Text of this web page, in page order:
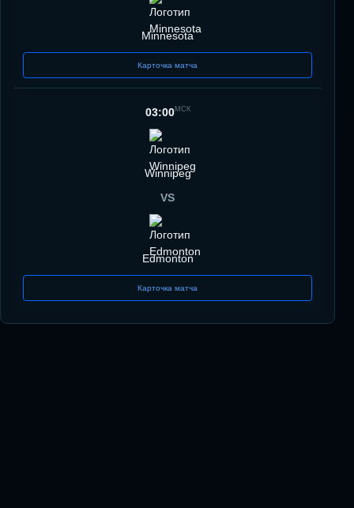
Minnesota
Карточка матча
03:00МСК
Winnipeg
VS
Edmonton
Карточка матча